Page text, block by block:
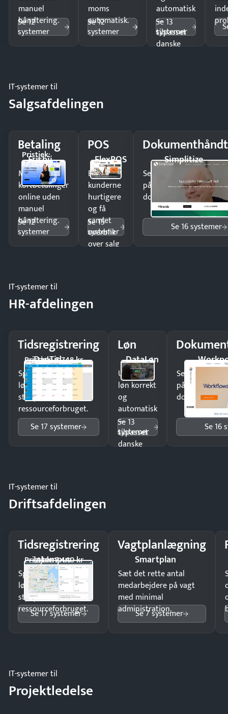
manuel
håndtering.
Se 12
systemer
moms
automatisk.
Se 12
systemer
automatisk
—
tilpasset
danske
Se 13
systemer
IT-systemer til
Salgsafdelingen
Betaling
Frisbii
Pristjek:
17.268 kr
Modtag
kortbetalinger
online uden
manuel
håndtering.
Se 12
systemer
POS
FlexPOS
Ekspedér
kunderne
hurtigere
og få
samlet
overblik
over salg
Se 15
systemer
Simplitize
Send kontrakter til
på minutter og mist
dokumenter.
Se 16 systemer
IT-systemer til
HR-afdelingen
Tidsregistrering
DanTid
Pristjek: 5.748 kr
Spar tid på
lønberegning og få
styr på
ressourceforbruget.
Se 17 systemer
Løn
DataLøn
Udbetal
løn korrekt
og
automatisk
—
tilpasset
danske
Se 13
systemer
Send
på minutter
dokumenter.
Se 16
IT-systemer til
Driftsafdelingen
Tidsregistrering
Intempus
Pristjek: 7.440 kr
Spar tid på
lønberegning og få
styr på
ressourceforbruget.
Se 17 systemer
Vagtplanlægning
Smartplan
Sæt det rette antal
medarbejdere på vagt
med minimal
administration.
Se 7 systemer
IT-systemer til
Projektledelse